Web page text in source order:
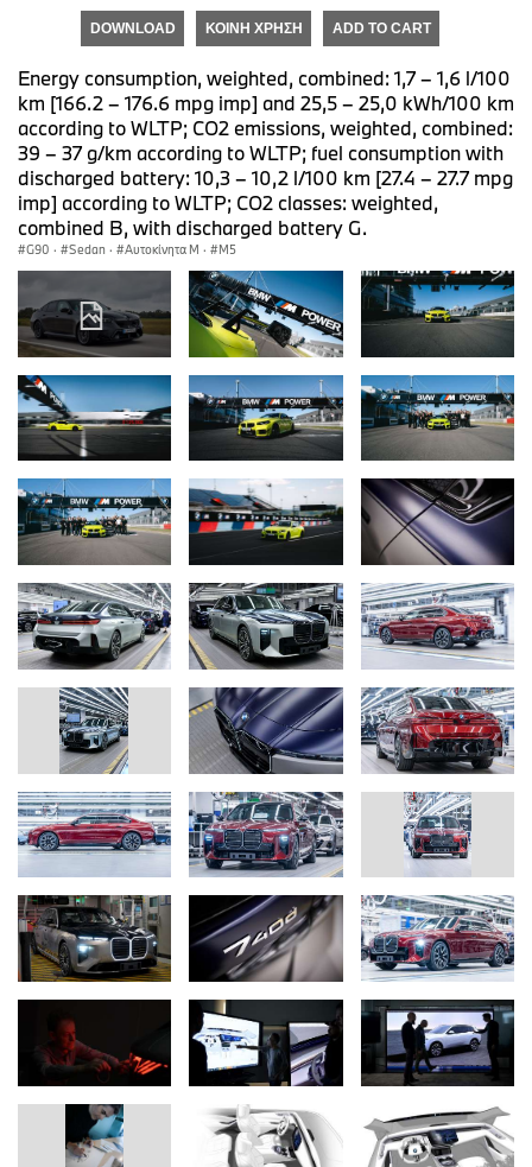
DOWNLOAD ΚΟΙΝΉ ΧΡΉΣΗ ADD TO CART
Energy consumption, weighted, combined: 1,7 – 1,6 l/100
km [166.2 – 176.6 mpg imp] and 25,5 – 25,0 kWh/100 km
according to WLTP; CO2 emissions, weighted, combined:
39 – 37 g/km according to WLTP; fuel consumption with
discharged battery: 10,3 – 10,2 l/100 km [27.4 – 27.7 mpg
imp] according to WLTP; CO2 classes: weighted,
combined B, with discharged battery G.
G90 · Sedan · Αυτοκίνητα M · M5